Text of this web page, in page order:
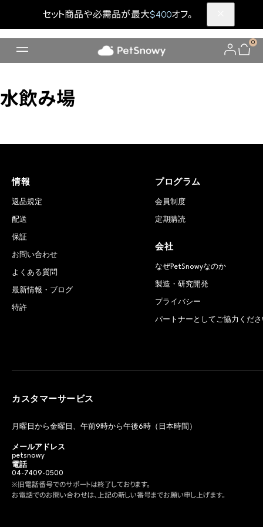
セット商品や必需品が最大$400オフ。
0
水飲み場
情報
返品規定
配送
保証
お問い合わせ
よくある質問
最新情報・ブログ
特許
プログラム
会員制度
定期購読
会社
なぜPetSnowyなのか
製造・研究開発
プライバシー
パートナーとしてご協力くださ
カスタマーサービス
月曜日から金曜日、午前9時から午後6時（日本時間）
メールアドレス
petsnowy
電話
04-7409-0500
※旧電話番号でのサポートは終了しております。
お電話でのお問い合わせは、上記の新しい番号までお願い申し上げます。